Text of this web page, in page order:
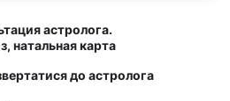
астролога.
натальная карта
до астролога